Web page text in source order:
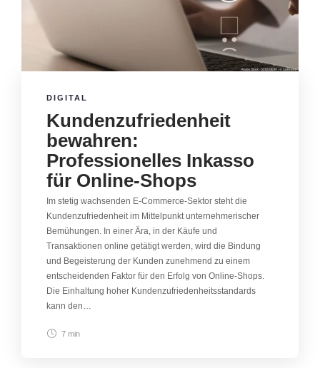
DIGITAL
Kundenzufriedenheit
bewahren:
Professionelles Inkasso
für Online-Shops
Im stetig wachsenden E-Commerce-Sektor steht die
Kundenzufriedenheit im Mittelpunkt unternehmerischer
Bemühungen. In einer Ära, in der Käufe und
Transaktionen online getätigt werden, wird die Bindung
und Begeisterung der Kunden zunehmend zu einem
entscheidenden Faktor für den Erfolg von Online-Shops.
Die Einhaltung hoher Kundenzufriedenheitsstandards
kann den…
7 min